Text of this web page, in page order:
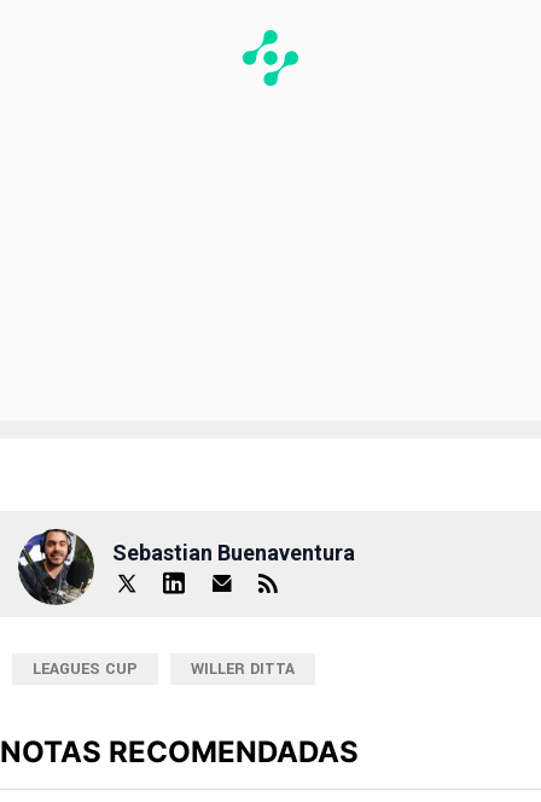
Sebastian Buenaventura
LEAGUES CUP WILLER DITTA
NOTAS RECOMENDADAS